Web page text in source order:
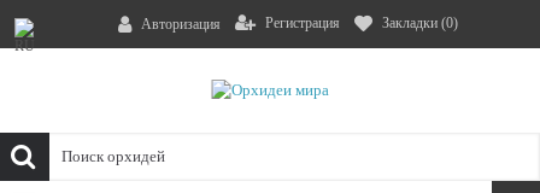
Авторизация Регистрация Закладки (0)